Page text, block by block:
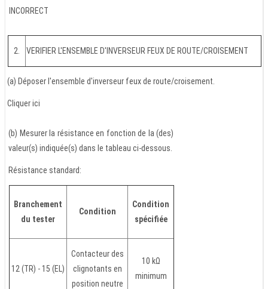
INCORRECT
2. VERIFIER L'ENSEMBLE D'INVERSEUR FEUX DE ROUTE/CROISEMENT
(a) Déposer l'ensemble d'inverseur feux de route/croisement.
Cliquer ici
(b) Mesurer la résistance en fonction de la (des)
valeur(s) indiquée(s) dans le tableau ci-dessous.
Résistance standard:
Branchement
du tester
Condition
Condition
spécifiée
12 (TR) - 15 (EL)
Contacteur des
clignotants en
position neutre
10 kΩ
minimum